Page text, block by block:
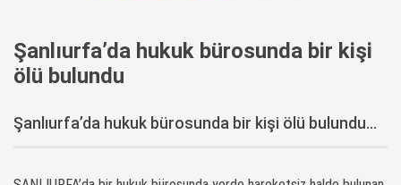
Şanlıurfa’da hukuk bürosunda bir kişi
ölü bulundu
Şanlıurfa’da hukuk bürosunda bir kişi ölü bulundu...